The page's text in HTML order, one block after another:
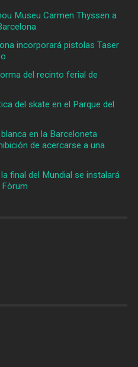
Museu Carmen Thyssen a
incorporará pistolas Taser
del recinto ferial de
del skate en el Parque del
en la Barceloneta
de acercarse a una
final del Mundial se instalará